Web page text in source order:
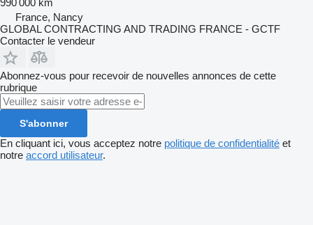
990 000 km
France, Nancy
GLOBAL CONTRACTING AND TRADING FRANCE - GCTF
Contacter le vendeur
Abonnez-vous pour recevoir de nouvelles annonces de cette
rubrique
S'abonner
En cliquant ici, vous acceptez notre politique de confidentialité et
notre accord utilisateur.